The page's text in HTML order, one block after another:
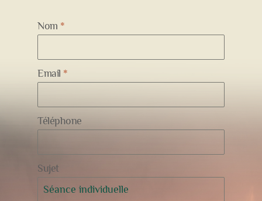
Nom *
Email *
Téléphone
Sujet